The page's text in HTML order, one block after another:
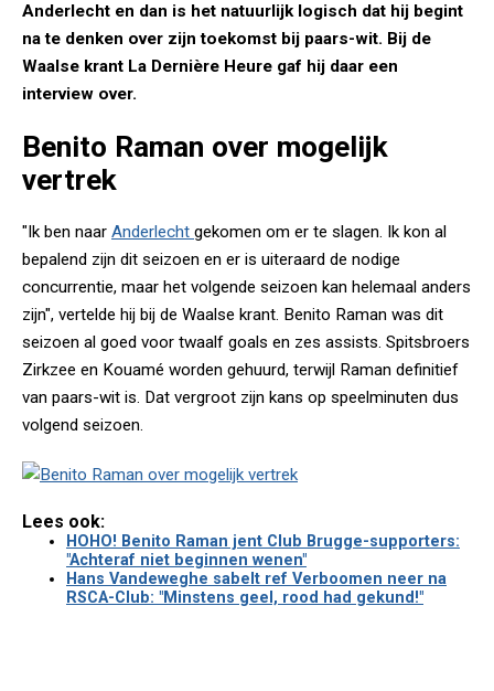
Anderlecht en dan is het natuurlijk logisch dat hij begint
na te denken over zijn toekomst bij paars-wit. Bij de
Waalse krant La Dernière Heure gaf hij daar een
interview over.
Benito Raman over mogelijk
vertrek
"Ik ben naar Anderlecht gekomen om er te slagen. Ik kon al
bepalend zijn dit seizoen en er is uiteraard de nodige
concurrentie, maar het volgende seizoen kan helemaal anders
zijn", vertelde hij bij de Waalse krant. Benito Raman was dit
seizoen al goed voor twaalf goals en zes assists. Spitsbroers
Zirkzee en Kouamé worden gehuurd, terwijl Raman definitief
van paars-wit is. Dat vergroot zijn kans op speelminuten dus
volgend seizoen.
Lees ook:
HOHO! Benito Raman jent Club Brugge-supporters:
"Achteraf niet beginnen wenen"
Hans Vandeweghe sabelt ref Verboomen neer na
RSCA-Club: "Minstens geel, rood had gekund!"